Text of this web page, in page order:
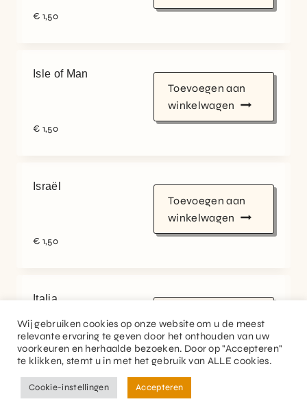
€ 1,50
Isle of Man
€ 1,50
Toevoegen aan
winkelwagen
Israël
€ 1,50
Toevoegen aan
winkelwagen
Italia
€1,50
winkelwagen
Wij gebruiken cookies op onze website om u de meest
relevante ervaring te geven door het onthouden van uw
voorkeuren en herhaalde bezoeken. Door op "Accepteren"
te klikken, stemt u in met het gebruik van ALLE cookies.
Cookie-instellingen Accepteren